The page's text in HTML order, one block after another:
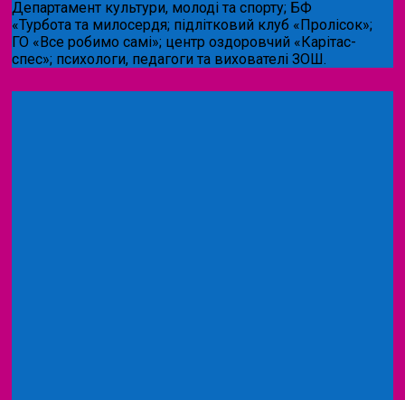
Департамент культури, молоді та спорту; БФ
«Турбота та милосердя; підлітковий клуб «Пролісок»;
ГО «Все робимо самі»; центр оздоровчий «Карітас-
спес»; психологи, педагоги та вихователі ЗОШ.